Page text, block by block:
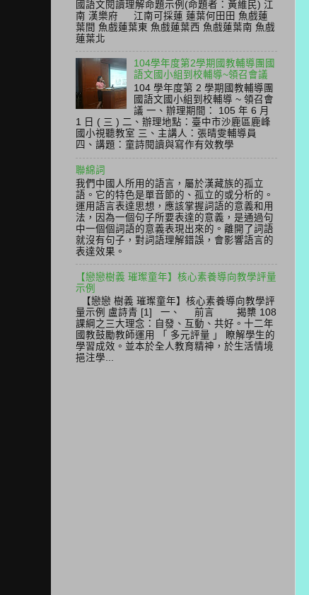
國語文閱讀理解命題示例(命題者：黃維民) 江
南 漢樂府 江南可採蓮 蓮葉何田田 魚戲蓮
葉間 魚戲蓮葉東 魚戲蓮葉西 魚戲蓮葉南 魚戲
蓮葉北
104學年度第2學期國教輔導團國
語文國小組到校輔導~領召會議
104 學年度第 2 學期國教輔導團
國語文國小組到校輔導 ~ 領召會
議 一、辦理期間： 105 年 6 月
1 日 ( 三 ) 二、辦理地點：臺中市沙鹿區鹿峰
國小視聽教室 三、主講人：張晴雯輔導員
四、講題：童詩閱讀與寫作有效教學
聯綿詞
我們中國人所用的語言，屬於漢藏族的孤立
語。它的特色是單音節的、孤立的或分析的。
運用語言表達思想，應該掌握詞語的意義和用
法，因為一個句子所要表達的意義，是通過句
中一個個詞語的意義表現出來的。離開了詞語
就沒有句子，對詞語理解錯誤，會影響語言的
表達效果。
【戀戀樹義 璀璨童年】核心素養導向教學評量
示例
【戀戀 樹義 璀璨童年】核心素養導向教學評
量示例 盧詩青 [1] 一、 前言 揭櫫 108
課綱之三大理念：自發、互動、共好。十二年
國教鼓勵教師運用 「 多元評量 」 瞭解學生的
學習成效。並本於全人教育精神，於生活情境
挹注學...